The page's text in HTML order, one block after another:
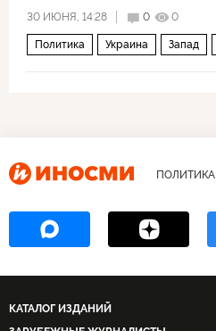
30 ИЮНЯ, 14:28 0 0
Политика Украина Запад
ПОЛИТИКА
КАТАЛОГ ИЗДАНИЙ